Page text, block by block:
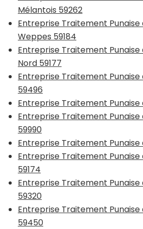
Mélantois 59262
Entreprise Traitement Punaise
Weppes 59184
Entreprise Traitement Punaise
Nord 59177
Entreprise Traitement Punaise
59496
Entreprise Traitement Punaise
Entreprise Traitement Punaise
59990
Entreprise Traitement Punaise
Entreprise Traitement Punaise
59174
Entreprise Traitement Punaise
59320
Entreprise Traitement
59450